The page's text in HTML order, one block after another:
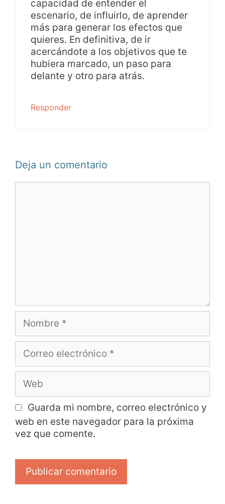
capacidad de entender el
escenario, de influirlo, de aprender
más para generar los efectos que
quieres. En definitiva, de ir
acercándote a los objetivos que te
hubiera marcado, un paso para
delante y otro para atrás.
Responder
Deja un comentario
Guarda mi nombre, correo electrónico y
web en este navegador para la próxima
vez que comente.